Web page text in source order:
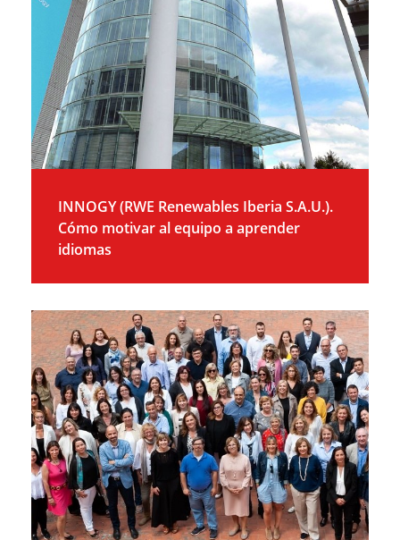
INNOGY (RWE Renewables Iberia S.A.U.).
Cómo motivar al equipo a aprender
idiomas